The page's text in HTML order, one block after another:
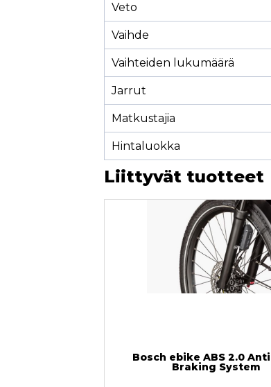
Veto
Vaihde
Vaihteiden lukumäärä
Jarrut
Matkustajia
Hintaluokka
Liittyvät tuotteet
Bosch ebike ABS 2.0
Braking System